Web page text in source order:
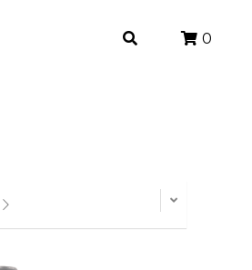
0
0